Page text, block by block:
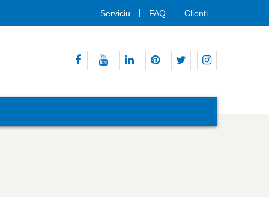
Serviciu FAQ Clienți